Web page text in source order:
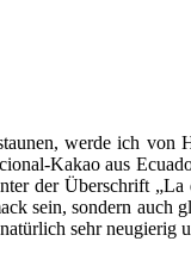
werde ich von
Kakao aus
der Überschrift
sein, sondern
sehr